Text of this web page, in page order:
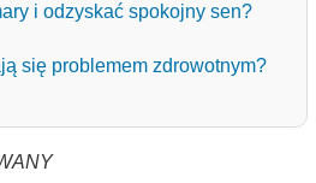
i odzyskać spokojny sen?
się problemem zdrowotnym?